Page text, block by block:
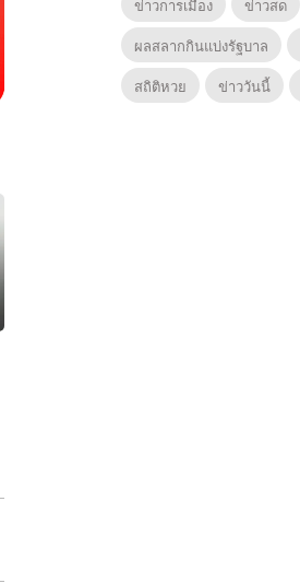
ข่าวการเมือง
ข่าวสด
ผลสลากกินแบ่งรัฐบาล
สถิติหวย
ข่าววันนี้